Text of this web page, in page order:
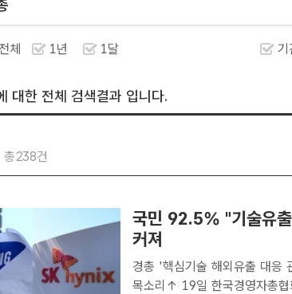
전체 1년 1달 기
대한 전체 검색결과 입니다.
총238건
국민 92.5% "기술유
커져
경총 '핵심기술 해외유출 대응
목소리↑ 19일 한국경영자총협회가 발표한 '핵심기술 해외유출 대응 관련